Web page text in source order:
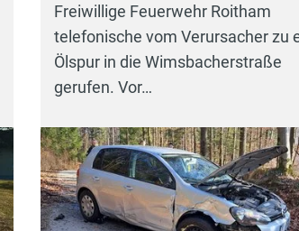
Freiwillige Feuerwehr Roitham
telefonische vom Verursacher zu
Ölspur in die Wimsbacherstraße
gerufen. Vor…